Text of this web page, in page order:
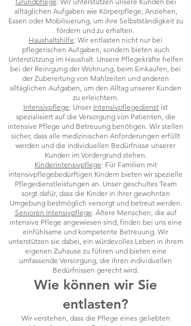
alltäglichen Aufgaben wie Körperpflege, Anziehen,
Essen oder Mobilisierung, um ihre Selbstständigkeit zu
fördern und zu erhalten.
Haushaltshilfe: Wir entlasten nicht nur bei
pflegerischen Aufgaben, sondern bieten auch
Unterstützung im Haushalt. Unsere Pflegekräfte helfen
bei der Reinigung der Wohnung, beim Einkaufen, bei
der Zubereitung von Mahlzeiten und anderen
alltäglichen Aufgaben, um den Alltag unserer Kunden
zu erleichtern.
Intensivpflege: Unser Intensivpflegedienst ist
spezialisiert auf die Versorgung von Patienten, die
intensive Pflege und Betreuung benötigen. Wir stellen
sicher, dass alle medizinischen Anforderungen erfüllt
werden und die individuellen Bedürfnisse unserer
Kunden im Vordergrund stehen.
Kinderintensivpflege: Für Familien mit
intensivpflegebedürftigen Kindern bieten wir spezielle
Pflegedienstleistungen an. Unser geschultes Team
sorgt dafür, dass die Kinder in ihrer gewohnten
Umgebung bestmöglich versorgt und betreut werden.
Senioren Intensivpflege: Ältere Menschen, die auf
intensive Pflege angewiesen sind, finden bei uns eine
einfühlsame und kompetente Betreuung. Wir
unterstützen sie dabei, ein würdevolles Leben in ihrem
eigenen Zuhause zu führen und bieten eine
umfassende Versorgung, die ihren individuellen
Bedürfnissen gerecht wird.
Wie können wir Sie
entlasten?
Wir verstehen, dass die Pflege eines geliebten